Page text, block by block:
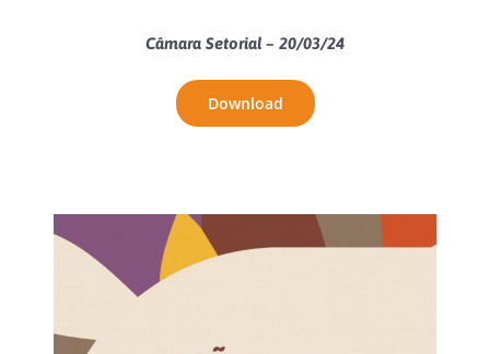
Câmara Setorial – 20/03/24
Download